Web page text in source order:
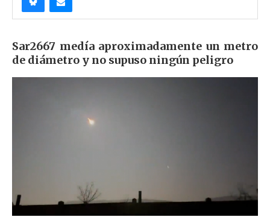
Sar2667 medía aproximadamente un metro
de diámetro y no supuso ningún peligro